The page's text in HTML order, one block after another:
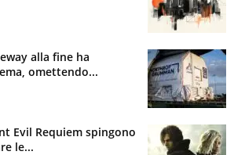
alla fine ha
omettendo...
Evil Requiem spingono
le...